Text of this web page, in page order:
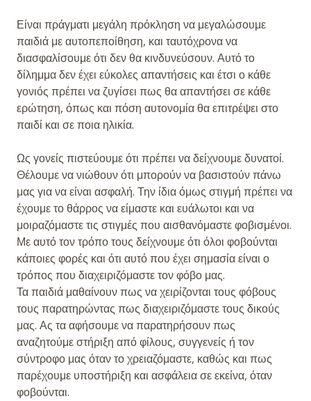
Είναι πράγματι μεγάλη πρόκληση να μεγαλώσουμε
παιδιά με αυτοπεποίθηση, και ταυτόχρονα να
διασφαλίσουμε ότι δεν θα κινδυνεύσουν. Αυτό το
δίλημμα δεν έχει εύκολες απαντήσεις και έτσι ο κάθε
γονιός πρέπει να ζυγίσει πως θα απαντήσει σε κάθε
ερώτηση, όπως και πόση αυτονομία θα επιτρέψει στο
παιδί και σε ποια ηλικία.
Ως γονείς πιστεύουμε ότι πρέπει να δείχνουμε δυνατοί.
Θέλουμε να νιώθουν ότι μπορούν να βασιστούν πάνω
μας για να είναι ασφαλή. Την ίδια όμως στιγμή πρέπει να
έχουμε το θάρρος να είμαστε και ευάλωτοι και να
μοιραζόμαστε τις στιγμές που αισθανόμαστε φοβισμένοι.
Με αυτό τον τρόπο τους δείχνουμε ότι όλοι φοβούνται
κάποιες φορές και ότι αυτό που έχει σημασία είναι ο
τρόπος που διαχειριζόμαστε τον φόβο μας.
Τα παιδιά μαθαίνουν πως να χειρίζονται τους φόβους
τους παρατηρώντας πως διαχειριζόμαστε τους δικούς
μας. Ας τα αφήσουμε να παρατηρήσουν πως
αναζητούμε στήριξη από φίλους, συγγενείς ή τον
σύντροφο μας όταν το χρειαζόμαστε, καθώς και πως
παρέχουμε υποστήριξη και ασφάλεια σε εκείνα, όταν
φοβούνται.